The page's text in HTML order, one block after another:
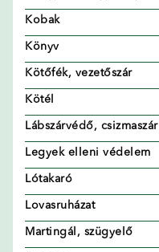
Kobak
Könyv
Kötőfék, vezetőszár
Kötél
Lábszárvédő, csizmaszár
Legyek elleni védelem
Lótakaró
Lovasruházat
Martingál, szügyelő